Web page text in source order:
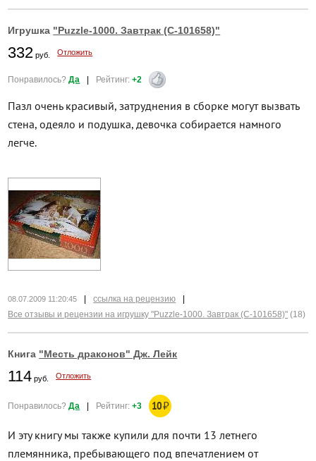
Игрушка "Puzzle-1000. Завтрак (С-101658)"
332 руб. Отложить
Понравилось?Да | Рейтинг:+2
Пазл очень красивый, затруднения в сборке могут вызвать
стена, одеяло и подушка, девочка собирается намного
легче.
08.07.2009 11:20:45 ссылка на рецензию
Все отзывы и рецензии на игрушку "Puzzle-1000. Завтрак (С-101658)" (18)
Книга "Месть драконов" Дж. Лейк
114 руб. Отложить
Понравилось?Да | Рейтинг:+3 10₽
И эту книгу мы также купили для почти 13 летнего
племянника, пребывающего под впечатлением от